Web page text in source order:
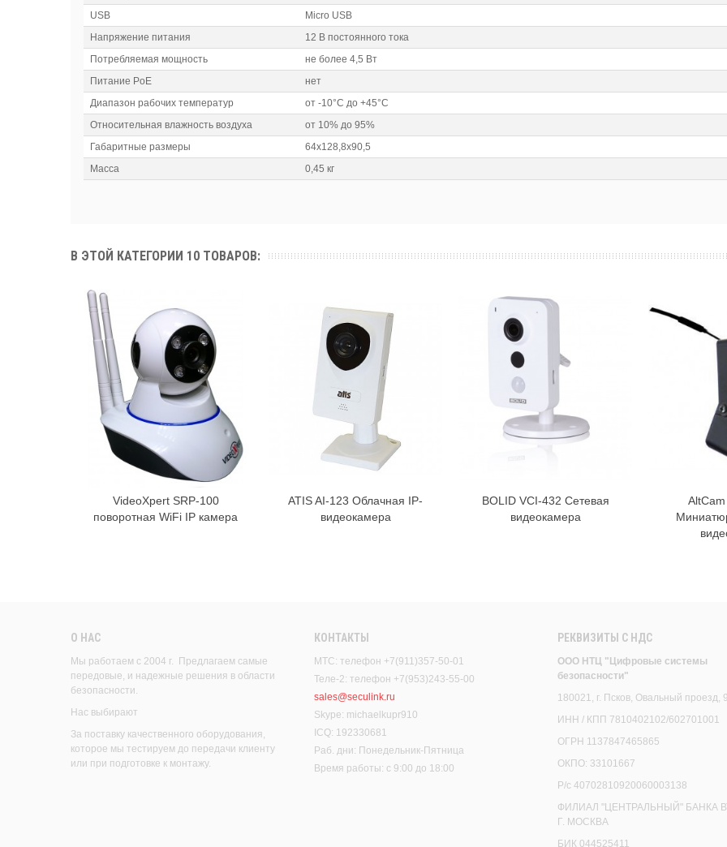
USB
Micro USB
Напряжение питания
12 В постоянного тока
Потребляемая мощность
не более 4,5 Вт
Питание PoE
нет
Диапазон рабочих температур
от -10°C до +45°C
Относительная влажность воздуха
от 10% до 95%
Габаритные размеры
64х128,8х90,5
Масса
0,45 кг
В ЭТОЙ КАТЕГОРИИ 10 ТОВАРОВ:
В корзину
VideoXpert SRP-100
поворотная WiFi IP камера
В корзину
ATIS AI-123 Облачная IP-
видеокамера
В корзину
BOLID VCI-432 Сетевая
видеокамера
О НАС
Мы работаем с 2004 г. Предлагаем самые
передовые, и надежные решения в области
безопасности.
Нас выбирают
За поставку качественного оборудования,
которое мы тестируем до передачи клиенту
или при подготовке к монтажу.
КОНТАКТЫ
МТС: телефон +7(911)357-50-01
Теле-2: телефон +7(953)243-55-00
sales@seculink.ru
Skype: michaelkupr910
ICQ: 192330681
Раб. дни: Понедельник-Пятница
Время работы: с 9:00 до 18:00
РЕКВИЗИТЫ C НДС
ООО НТЦ "Цифровые системы
безопасности"
180021, г. Псков, Овальный проезд, 9
ИНН / КПП 7810402102/602701001
ОГРН 1137847465865
ОКПО: 33101667
Р/с 40702810920060003138
ФИЛИАЛ "ЦЕНТРАЛЬНЫЙ" БАНКА
Г. МОСКВА
БИК 044525411